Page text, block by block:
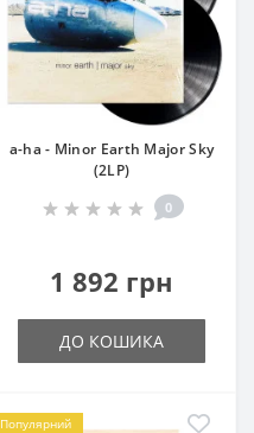
a-ha - Minor Earth Major Sky
(2LP)
0
1 892 грн
ДО КОШИКА
Популярний